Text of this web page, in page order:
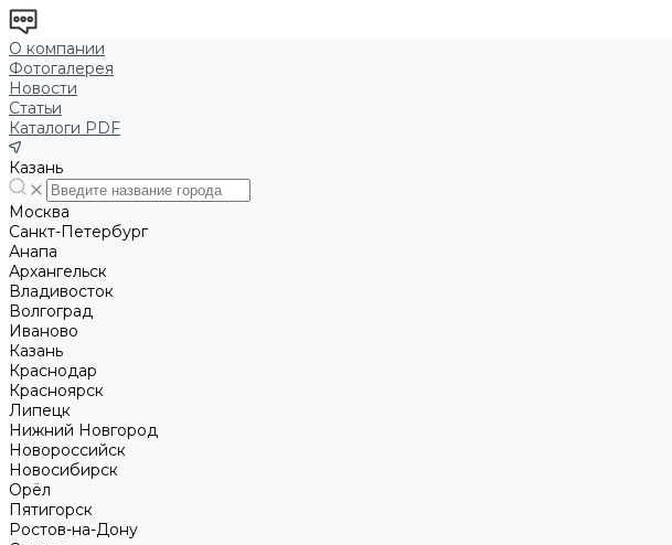
О компании
Фотогалерея
Новости
Статьи
Каталоги PDF
Казань
Москва
Санкт-Петербург
Анапа
Архангельск
Владивосток
Волгоград
Иваново
Казань
Краснодар
Красноярск
Липецк
Нижний Новгород
Новороссийск
Новосибирск
Орёл
Пятигорск
Ростов-на-Дону